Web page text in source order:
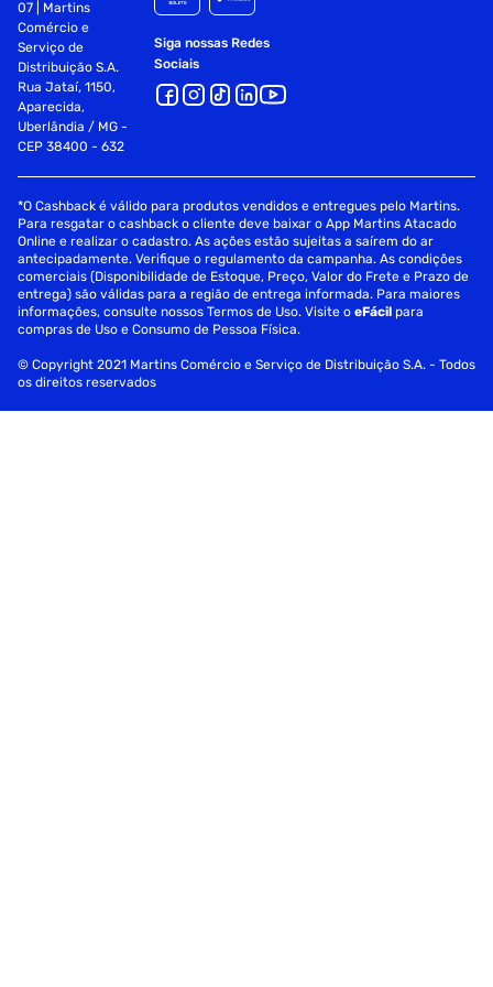
07 | Martins
Comércio e
Serviço de
Distribuição S.A.
Rua Jataí, 1150,
Aparecida,
Uberlândia / MG -
CEP 38400 - 632
Siga nossas Redes
Sociais
*O Cashback é válido para produtos vendidos e entregues pelo Martins.
Para resgatar o cashback o cliente deve baixar o App Martins Atacado
Online e realizar o cadastro. As ações estão sujeitas a saírem do ar
antecipadamente. Verifique o regulamento da campanha. As condições
comerciais (Disponibilidade de Estoque, Preço, Valor do Frete e Prazo de
entrega) são válidas para a região de entrega informada. Para maiores
informações, consulte nossos Termos de Uso. Visite oeFácil para
compras de Uso e Consumo de Pessoa Física.
© Copyright 2021 Martins Comércio e Serviço de Distribuição S.A. - Todos
os direitos reservados